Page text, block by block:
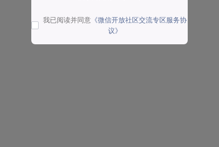
我已阅读并同意 《微信开放社区交流专区服务协
议》